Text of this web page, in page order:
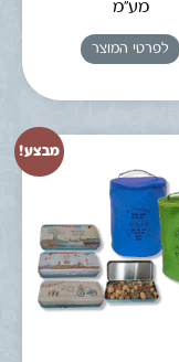
מע"מ
לפרטי המוצר
מבצע!